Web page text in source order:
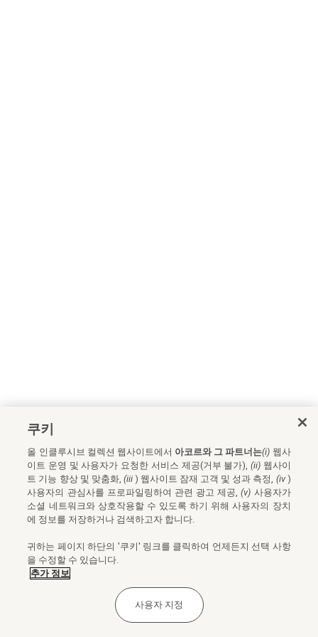
쿠키
올 인클루시브 컬렉션 웹사이트에서 아코르와 그 파트너는(i) 웹사
이트 운영 및 사용자가 요청한 서비스 제공(거부 불가), (ii)웹사이
트 기능 향상 및 맞춤화, (iii) 웹사이트 잠재 고객 및 성과 측정, (iv)
사용자의 관심사를 프로파일링하여 관련 광고 제공,(v) 사용자가
소셜 네트워크와 상호작용할 수 있도록 하기 위해 사용자의 장치
에 정보를 저장하거나 검색하고자 합니다.
귀하는 페이지 하단의 '쿠키' 링크를 클릭하여 언제든지 선택 사항
을 수정할 수 있습니다.
추가 정보
사용자 지정